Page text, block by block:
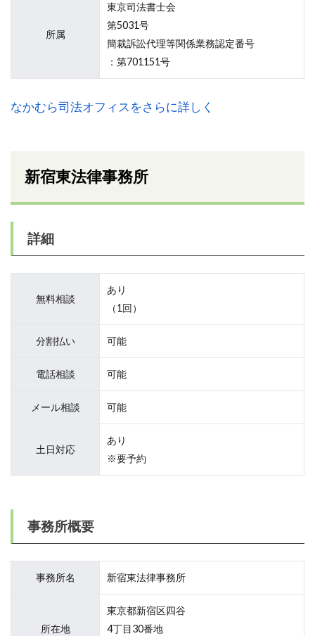
所属
東京司法書士会
第5031号
簡裁訴訟代理等関係業務認定番号
：第701151号
なかむら司法オフィスをさらに詳しく
新宿東法律事務所
詳細
無料相談
あり
（1回）
分割払い 可能
電話相談 可能
メール相談 可能
土日対応
あり
※要予約
事務所概要
事務所名 新宿東法律事務所
所在地
東京都新宿区四谷
4丁目30番地